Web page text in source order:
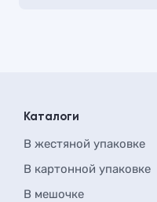
Каталоги
В жестяной упаковке
В картонной упаковке
В мешочке